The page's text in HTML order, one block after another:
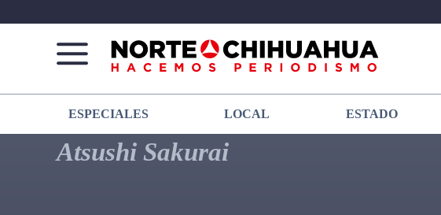
Norte
De
Chihuahua
Más
que
noticias,
hacemos periodismo
ESPECIALES LOCAL ESTADO
Atsushi Sakurai